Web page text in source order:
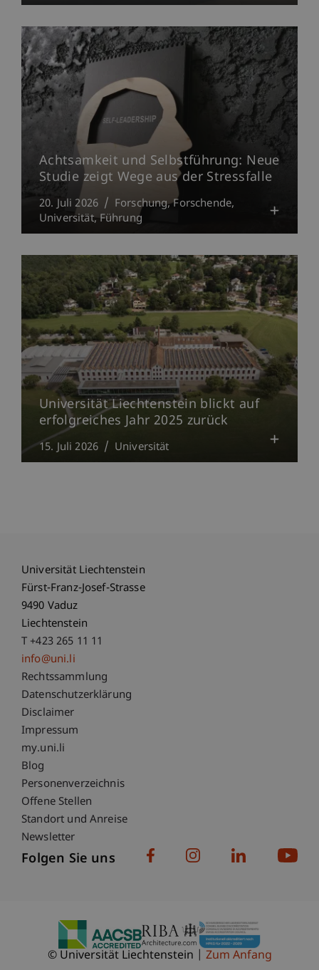
Achtsamkeit und Selbstführung: Neue
Studie zeigt Wege aus der Stressfalle
20. Juli 2026 Forschung Forschende
Universität Führung
Universität Liechtenstein blickt auf
erfolgreiches Jahr 2025 zurück
15. Juli 2026 Universität
Universität Liechtenstein
Fürst-Franz-Josef-Strasse
9490 Vaduz
Liechtenstein
T +423 265 11 11
info@uni.li
Fußzeile Rechtliche Hinweise
Rechtssammlung
Datenschutzerklärung
Disclaimer
Impressum
Fußzeile Subdomain-Verzeichnis
my.uni.li
Blog
Personenverzeichnis
Offene Stellen
Standort und Anreise
Newsletter
Folgen Sie uns
© Universität Liechtenstein Zum Anfang